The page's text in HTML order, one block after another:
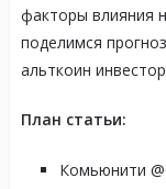
факторы влияния
поделимся
альткоин
План статьи:
Комьюнити